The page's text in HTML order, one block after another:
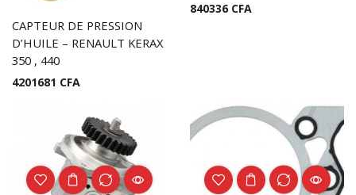
CAPTEUR DE PRESSION
D’HUILE – RENAULT KERAX
350 , 440
4201681 CFA
840336 CFA